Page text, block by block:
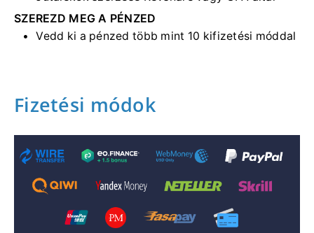
SZEREZD MEG A PÉNZED
Vedd ki a pénzed több mint 10 kifizetési móddal
Fizetési módok